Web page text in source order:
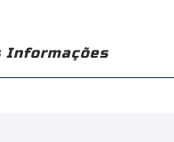
Informações